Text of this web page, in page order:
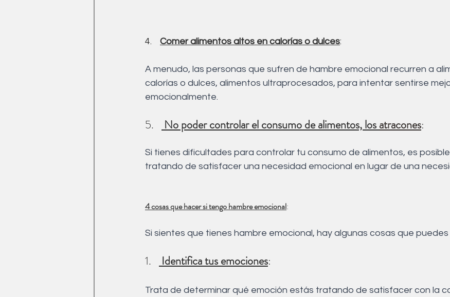
4. Comer alimentos altos en calorías o dulces:
A menudo, las personas que sufren de hambre emocional recurren a
calorías o dulces, alimentos ultraprocesados, para intentar sentirse
emocionalmente.
5. No poder controlar el consumo de alimentos, los atracones:
Si tienes dificultades para controlar tu consumo de alimentos, es
tratando de satisfacer una necesidad emocional en lugar de una
4 cosas que hacer si tengo hambre emocional:
Si sientes que tienes hambre emocional, hay algunas cosas que puedes
1. Identifica tus emociones:
Trata de determinar qué emoción estás tratando de satisfacer con la